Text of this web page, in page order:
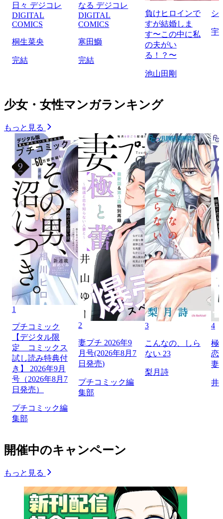
日々 デジコレ
DIGITAL
COMICS
桐生菜央
完結
なる デジコレ
DIGITAL
COMICS
寒田鰤
完結
負けヒロインで
すが結婚しま
す〜この中に私
の夫がい
る！？〜
池山田剛
シ
宇
少女・女性マンガランキング
もっと見る
1
プチコミック
【デジタル限
定 コミックス
試し読み特典付
き】 2026年9月
号（2026年8月7
日発売）
プチコミック編
集部
2
妻プチ 2026年9
月号(2026年8月7
日発売)
プチコミック編
集部
3
こんなの、しら
ない 23
梨月詩
4
極
恋
妻
井
開催中のキャンペーン
もっと見る